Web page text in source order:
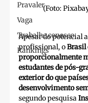
Pravaler
Vaga
Trabalhe conosco
Rankings
(Foto:
Apesar do potencial
profissional, o Brasil
proporcionalmente
estudantes de pós-
exterior do que
desenvolvimento
segundo pesquisa